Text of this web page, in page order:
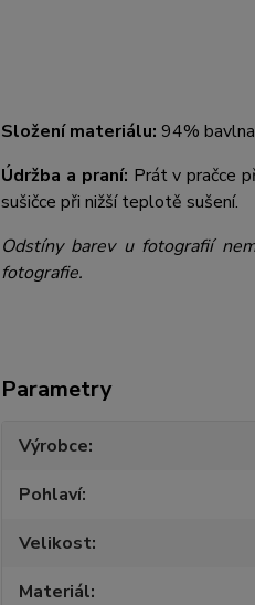
Složení materiálu: 94%
Údržba a praní: Prát v pračce
sušičce při nižší teplotě sušení.
Odstíny barev u fotografií
fotografie.
Parametry
Výrobce
Pohlaví
Velikost
Materiál